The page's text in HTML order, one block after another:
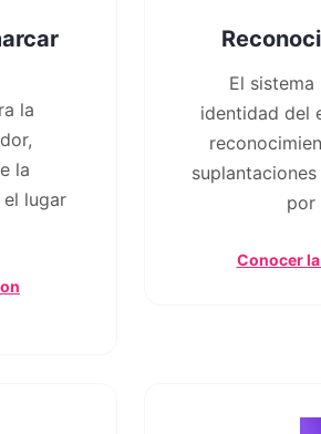
la
la
el lugar
El
identidad del
por
Conocer